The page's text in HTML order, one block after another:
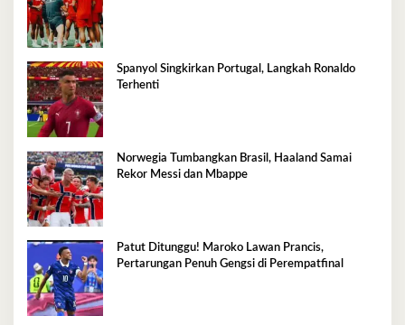
Spanyol Singkirkan Portugal, Langkah Ronaldo
Terhenti
Norwegia Tumbangkan Brasil, Haaland Samai
Rekor Messi dan Mbappe
Patut Ditunggu! Maroko Lawan Prancis,
Pertarungan Penuh Gengsi di Perempatfinal